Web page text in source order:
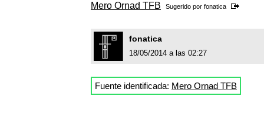
Mero Ornad TFB Sugerido por fonatica
fonatica
18/05/2014 a las 02:27
Fuente identificada: Mero Ornad TFB